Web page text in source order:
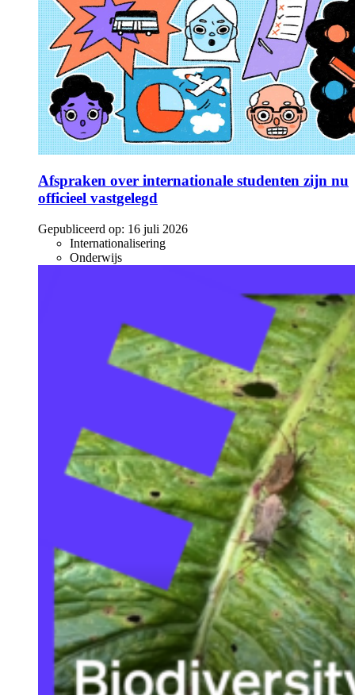
Afspraken over internationale studenten zijn nu
officieel vastgelegd
Gepubliceerd op: 16 juli 2026
Internationalisering
Onderwijs